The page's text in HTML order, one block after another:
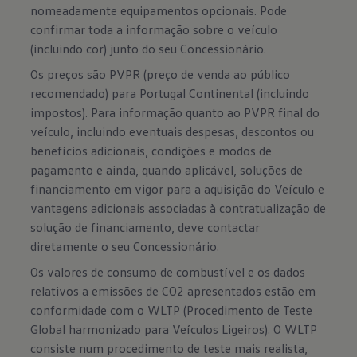
nomeadamente equipamentos opcionais. Pode
confirmar toda a informação sobre o veículo
(incluindo cor) junto do seu Concessionário.
Os preços são PVPR (preço de venda ao público
recomendado) para Portugal Continental (incluindo
impostos). Para informação quanto ao PVPR final do
veículo, incluindo eventuais despesas, descontos ou
benefícios adicionais, condições e modos de
pagamento e ainda, quando aplicável, soluções de
financiamento em vigor para a aquisição do Veículo e
vantagens adicionais associadas à contratualização de
solução de financiamento, deve contactar
diretamente o seu Concessionário.
Os valores de consumo de combustível e os dados
relativos a emissões de CO2 apresentados estão em
conformidade com o WLTP (Procedimento de Teste
Global harmonizado para Veículos Ligeiros). O WLTP
consiste num procedimento de teste mais realista,